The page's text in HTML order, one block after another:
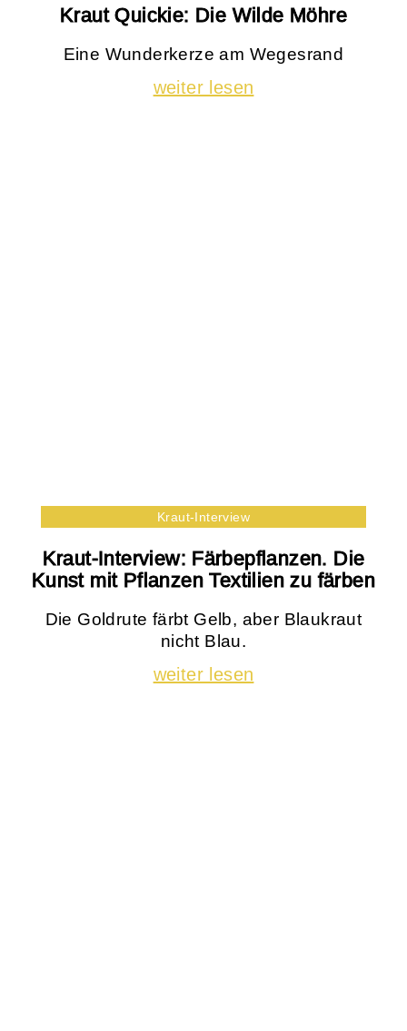
Kraut Quickie: Die Wilde Möhre
Eine Wunderkerze am Wegesrand
weiter lesen
Kraut-Interview
Kraut-Interview: Färbepflanzen. Die
Kunst mit Pflanzen Textilien zu färben
Die Goldrute färbt Gelb, aber Blaukraut
nicht Blau.
weiter lesen